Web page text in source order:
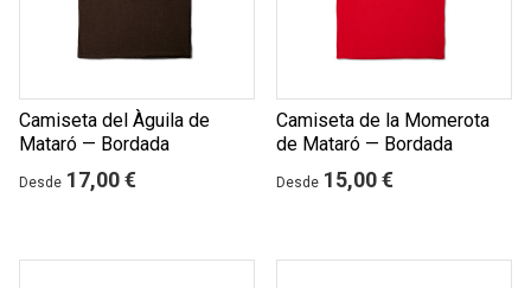
Camiseta del Àguila de
Mataró — Bordada
Desde 17,00 €
Camiseta de la Momerota
de Mataró — Bordada
Desde 15,00 €